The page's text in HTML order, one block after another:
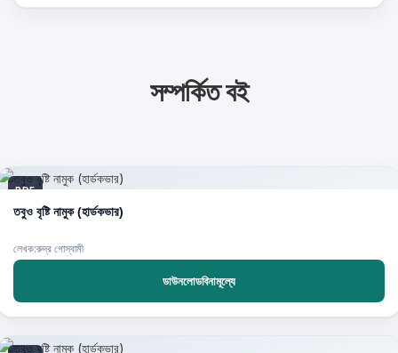
সম্পর্কিত বই
PDF
তবুও বৃষ্টি নামুক (হার্ডকভার)
লেখক:রুদ্র গোস্বামী
ডাউনলোডবিনামূল্যে